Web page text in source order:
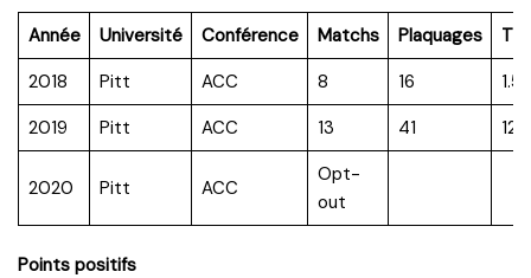
Année Université Conférence Matchs Plaquages
TFL
2018
Pitt ACC 8 16
1.5
2019
Pitt ACC 13 41 12.0
2020 Pitt ACC
Opt-
out
Points positifs